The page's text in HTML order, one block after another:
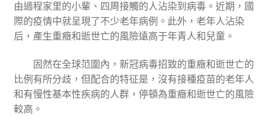
由過程家里的小輩、四周接觸的人沾染到病毒。近期，國
際的疫情中就呈現了不少老年病例。此外，老年人沾染
后，產生重癥和逝世亡的風險遠高于年青人和兒童。
固然在全球范圍內，新冠病毒招致的重癥和逝世亡的
比例有所分歧，但配合的特征是，沒有接種疫苗的老年人
和有慢性基本性疾病的人群，停頓為重癥和逝世亡的風險
較高。